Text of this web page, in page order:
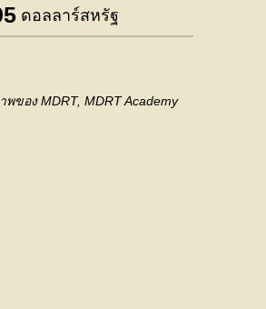
ดอลลาร์สหรัฐ
ของ MDRT, MDRT Academy